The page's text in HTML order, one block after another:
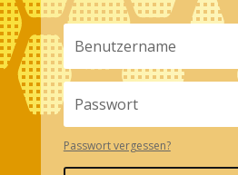
Passwort vergessen?